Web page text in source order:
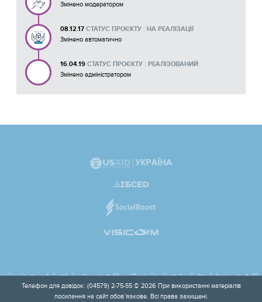
Змінено модератором
08.12.17 СТАТУС ПРОЄКТУ : НА РЕАЛІЗАЦІЇ
Змінено автоматично
16.04.19 СТАТУС ПРОЄКТУ : РЕАЛІЗОВАНИЙ
Змінено адміністратором
Телефон для довідок: (04579) 2-75-55 © 2026 При використанні матеріалів
посилання на сайт обов’язкове. Всі права захищені.